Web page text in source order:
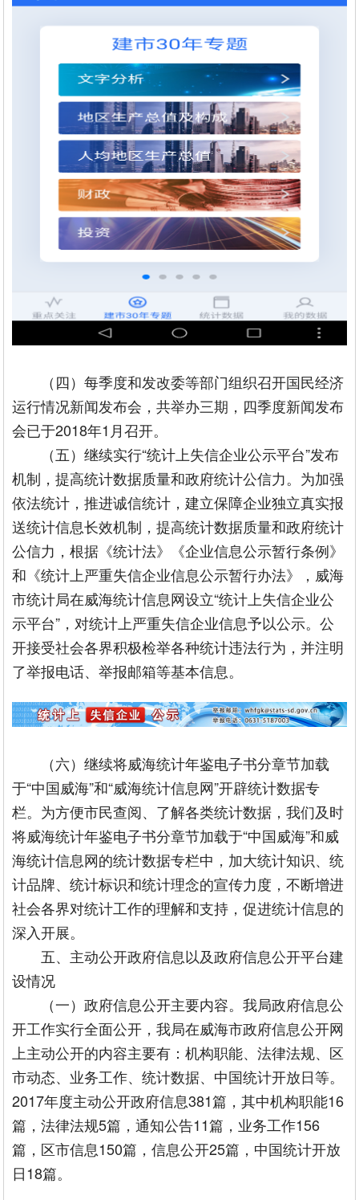
（四）每季度和发改委等部门组织召开国民经济
运行情况新闻发布会，共举办三期，四季度新闻发布
会已于2018年1月召开。
（五）继续实行“统计上失信企业公示平台”发布
机制，提高统计数据质量和政府统计公信力。为加强
依法统计，推进诚信统计，建立保障企业独立真实报
送统计信息长效机制，提高统计数据质量和政府统计
公信力，根据《统计法》《企业信息公示暂行条例》
和《统计上严重失信企业信息公示暂行办法》，威海
市统计局在威海统计信息网设立“统计上失信企业公
示平台”，对统计上严重失信企业信息予以公示。公
开接受社会各界积极检举各种统计违法行为，并注明
了举报电话、举报邮箱等基本信息。
（六）继续将威海统计年鉴电子书分章节加载
于“中国威海”和“威海统计信息网”开辟统计数据专
栏。为方便市民查阅、了解各类统计数据，我们及时
将威海统计年鉴电子书分章节加载于“中国威海”和威
海统计信息网的统计数据专栏中，加大统计知识、统
计品牌、统计标识和统计理念的宣传力度，不断增进
社会各界对统计工作的理解和支持，促进统计信息的
深入开展。
五、主动公开政府信息以及政府信息公开平台建
设情况
（一）政府信息公开主要内容。我局政府信息公
开工作实行全面公开，我局在威海市政府信息公开网
上主动公开的内容主要有：机构职能、法律法规、区
市动态、业务工作、统计数据、中国统计开放日等。
2017年度主动公开政府信息381篇，其中机构职能16
篇，法律法规5篇，通知公告11篇，业务工作156
篇，区市信息150篇，信息公开25篇，中国统计开放
日18篇。